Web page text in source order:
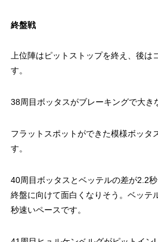
終盤戦
上位陣はピットストップを終え、後は
す。
38周目ボッタスがブレーキングで大き
フラットスポットができた模様ボッタ
す。
40周目ボッタスとベッテルの差が2.2
終盤に向けて面白くなりそう。ベッテ
秒速いペースです。